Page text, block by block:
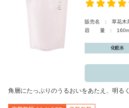
販売名 : 草花木
容 量 :
化粧水
角層にたっぷりのうるおいをあたえ、明る